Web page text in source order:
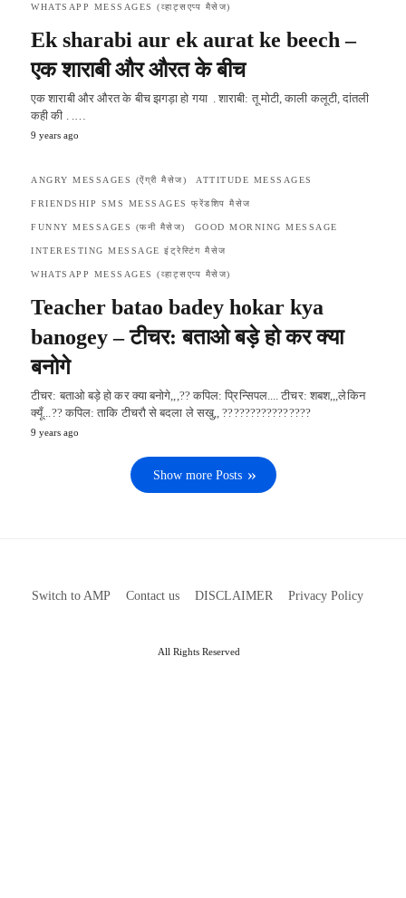
WHATSAPP MESSAGES (व्हाट्सएप्प मैसेज)
Ek sharabi aur ek aurat ke beech – ​
एक शाराबी और औरत के बीच
एक शाराबी और औरत के बीच झगड़ा हो गया . शाराबी: तू मोटी, काली कलूटी, दांतली
कही की . .…
9 years ago
ANGRY MESSAGES (ऐंग्री मैसेज) ATTITUDE MESSAGES
FRIENDSHIP SMS MESSAGES फ्रेंडशिप मैसेज
FUNNY MESSAGES (फनी मैसेज) GOOD MORNING MESSAGE
INTERESTING MESSAGE इंट्रेस्टिंग मैसेज
WHATSAPP MESSAGES (व्हाट्सएप्प मैसेज)
Teacher batao badey hokar kya
banogey – ​टीचर: बताओ बड़े हो कर क्या
बनोगे
टीचर: बताओ बड़े हो कर क्या बनोगे,,,?? कपिल: प्रिन्सिपल.... टीचर: शबश,,,लेकिन
क्यूँ...?? कपिल: ताकि टीचरौ से बदला ले सखु,, ????????????????
9 years ago
Show more Posts
Switch to AMP Contact us DISCLAIMER Privacy Policy
All Rights Reserved